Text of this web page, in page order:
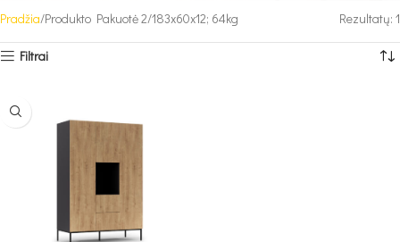
Pradžia Produkto Pakuotė 2 183x60x12; 64kg Rezultatų: 1
Filtrai